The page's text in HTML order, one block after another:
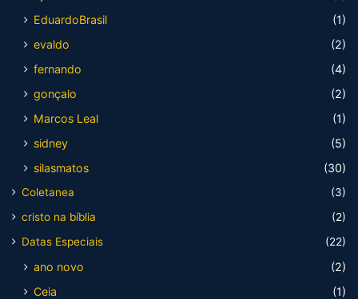
EduardoBrasil
(1)
evaldo
(2)
fernando
(4)
gonçalo
(2)
Marcos Leal
(1)
sidney
(5)
silasmatos
(30)
Coletanea
(3)
cristo na bíblia
(2)
Datas Especiais
(22)
ano novo
(2)
Ceia
(1)